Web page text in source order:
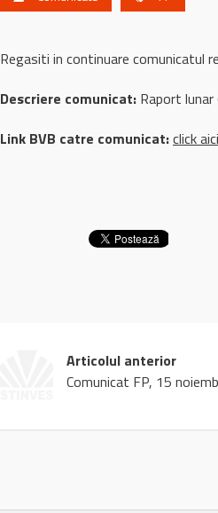
Regasiti in continuare comunicatul
Descriere comunicat: Raport
Link BVB catre comunicat:click aici
Articolul anterior
Comunicat FP, 15